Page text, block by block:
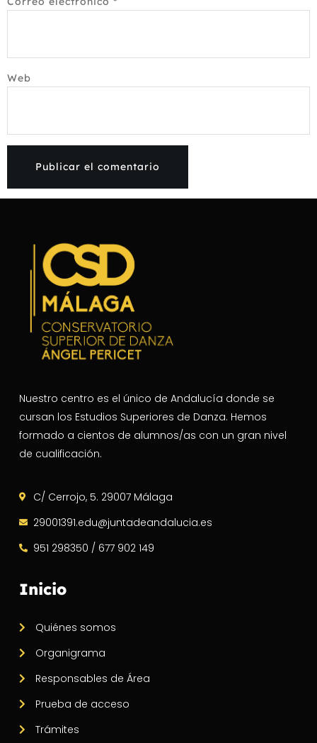
Web
Nuestro centro es el único de Andalucía donde se
cursan los Estudios Superiores de Danza. Hemos
formado a cientos de alumnos/as con un gran nivel
de cualificación.
C/ Cerrojo, 5. 29007 Málaga
29001391.edu@juntadeandalucia.es
951 298350 / 677 902 149
Inicio
Quiénes somos
Organigrama
Responsables de Área
Prueba de acceso
Trámites